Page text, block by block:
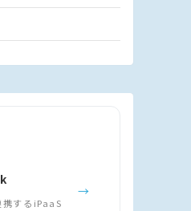
携するiPaaS
→